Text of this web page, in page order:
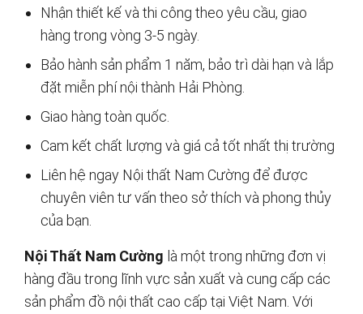
Nhận thiết kế và thi công theo yêu cầu, giao
hàng trong vòng 3-5 ngày.
Bảo hành sản phẩm 1 năm, bảo trì dài hạn và lắp
đặt miễn phí nội thành Hải Phòng.
Giao hàng toàn quốc.
Cam kết chất lượng và giá cả tốt nhất thị trường
Liên hệ ngay Nội thất Nam Cường để được
chuyên viên tư vấn theo sở thích và phong thủy
của bạn.
Nội Thất Nam Cường là một trong những đơn vị
hàng đầu trong lĩnh vực sản xuất và cung cấp các
sản phẩm đồ nội thất cao cấp tại Việt Nam. Với